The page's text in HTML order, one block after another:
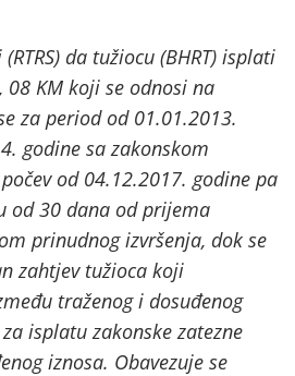
da tužiocu (BHRT) isplati
08 KM koji se odnosi na
za period od 01.01.2013.
godine sa zakonskom
od 04.12.2017. godine pa
od 30 dana od prijema
prinudnog izvršenja, dok se
zahtjev tužioca koji
traženog i dosuđenog
isplatu zakonske zatezne
iznosa. Obavezuje se